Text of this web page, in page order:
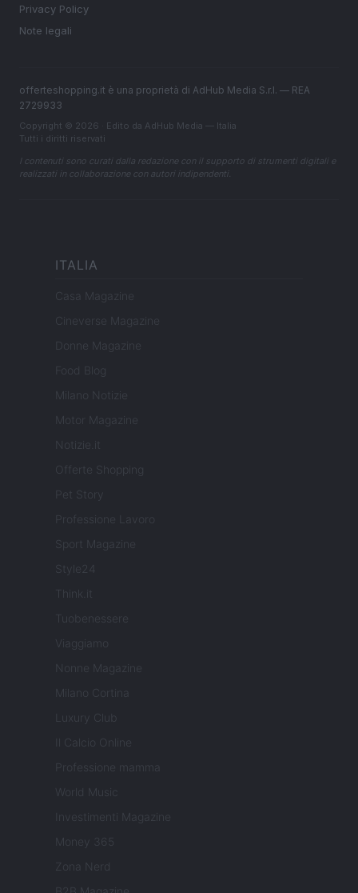
Privacy Policy
Note legali
offerteshopping.it è una proprietà di AdHub Media S.r.l. — REA
2729933
Copyright © 2026 · Edito da AdHub Media — Italia
Tutti i diritti riservati
I contenuti sono curati dalla redazione con il supporto di strumenti digitali e
realizzati in collaborazione con autori indipendenti.
ITALIA
Casa Magazine
Cineverse Magazine
Donne Magazine
Food Blog
Milano Notizie
Motor Magazine
Notizie.it
Offerte Shopping
Pet Story
Professione Lavoro
Sport Magazine
Style24
Think.it
Tuobenessere
Viaggiamo
Nonne Magazine
Milano Cortina
Luxury Club
Il Calcio Online
Professione mamma
World Music
Investimenti Magazine
Money 365
Zona Nerd